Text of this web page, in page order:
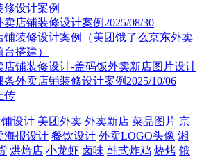
设计案例
店铺装修设计案例2025/08/30
铺装修设计案例（美团饿了么京东外卖
搭建）
店铺装修设计-盖码饭外卖新店图片设计
外卖店铺装修设计案例2025/10/06
传
设计 美团外卖 外卖新店 菜品图片 京
海报设计 餐饮设计 外卖LOGO头像 湘
烘焙店 小龙虾 卤味 韩式炸鸡 烧烤 饿